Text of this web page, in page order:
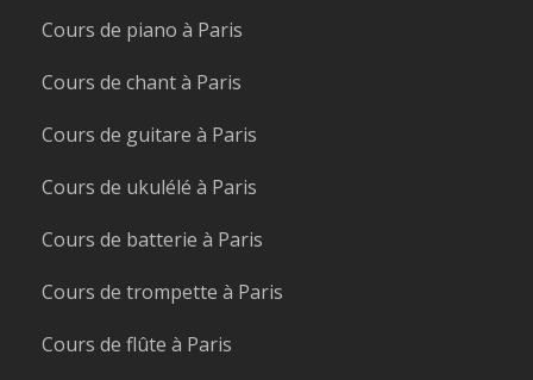
Cours de piano à Paris
Cours de chant à Paris
Cours de guitare à Paris
Cours de ukulélé à Paris
Cours de batterie à Paris
Cours de trompette à Paris
Cours de flûte à Paris